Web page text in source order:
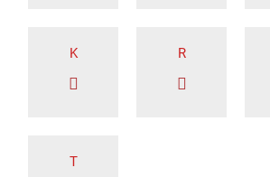
K R
T